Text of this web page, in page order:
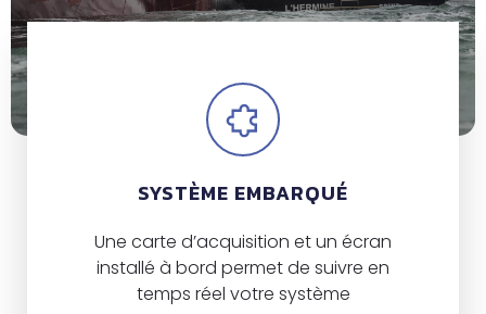
SYSTÈME EMBARQUÉ
Une carte d’acquisition et un écran
installé à bord permet de suivre en
temps réel votre système